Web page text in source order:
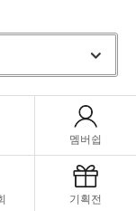
멤버쉽
기획전